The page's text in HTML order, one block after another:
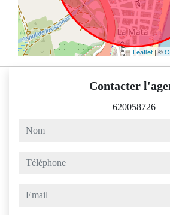
Leaflet | ©
Contacter
620058726
nom
téléphone
email